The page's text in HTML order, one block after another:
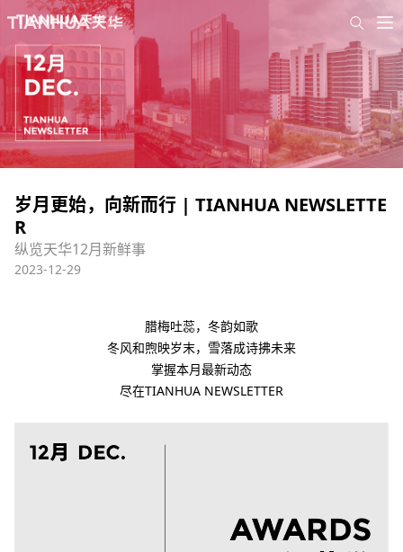
岁月更始，向新而行 | TIANHUA NEWSLETTE
R
纵览天华12月新鲜事
2023-12-29
腊梅吐蕊，冬韵如歌
冬风和煦映岁末， 雪落成诗拂未来
掌握本月最新动态
尽在TIANHUA NEWSLETTER